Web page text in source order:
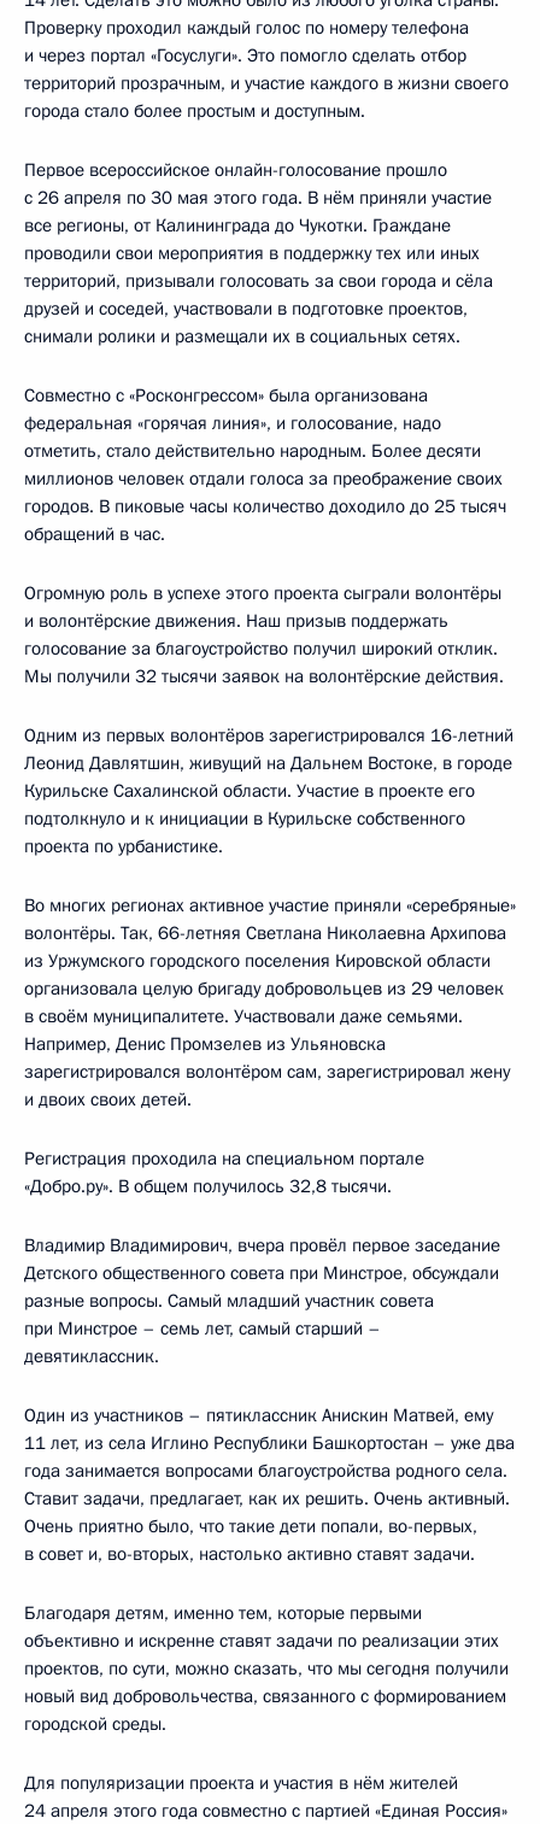
Проверку проходил каждый голос по номеру телефона
и через портал «Госуслуги». Это помогло сделать отбор
территорий прозрачным, и участие каждого в жизни своего
города стало более простым и доступным.
Первое всероссийское онлайн-голосование прошло
с 26 апреля по 30 мая этого года. В нём приняли участие
все регионы, от Калининграда до Чукотки. Граждане
проводили свои мероприятия в поддержку тех или иных
территорий, призывали голосовать за свои города и сёла
друзей и соседей, участвовали в подготовке проектов,
снимали ролики и размещали их в социальных сетях.
Совместно с «Росконгрессом» была организована
федеральная «горячая линия», и голосование, надо
отметить, стало действительно народным. Более десяти
миллионов человек отдали голоса за преображение своих
городов. В пиковые часы количество доходило до 25 тысяч
обращений в час.
Огромную роль в успехе этого проекта сыграли волонтёры
и волонтёрские движения. Наш призыв поддержать
голосование за благоустройство получил широкий отклик.
Мы получили 32 тысячи заявок на волонтёрские действия.
Одним из первых волонтёров зарегистрировался 16-летний
Леонид Давлятшин, живущий на Дальнем Востоке, в городе
Курильске Сахалинской области. Участие в проекте его
подтолкнуло и к инициации в Курильске собственного
проекта по урбанистике.
Во многих регионах активное участие приняли «серебряные»
волонтёры. Так, 66-летняя Светлана Николаевна Архипова
из Уржумского городского поселения Кировской области
организовала целую бригаду добровольцев из 29 человек
в своём муниципалитете. Участвовали даже семьями.
Например, Денис Промзелев из Ульяновска
зарегистрировался волонтёром сам, зарегистрировал жену
и двоих своих детей.
Регистрация проходила на специальном портале
«Добро.ру». В общем получилось 32,8 тысячи.
Владимир Владимирович, вчера провёл первое заседание
Детского общественного совета при Минстрое, обсуждали
разные вопросы. Самый младший участник совета
при Минстрое – семь лет, самый старший –
девятиклассник.
Один из участников – пятиклассник Анискин Матвей, ему
11 лет, из села Иглино Республики Башкортостан – уже два
года занимается вопросами благоустройства родного села.
Ставит задачи, предлагает, как их решить. Очень активный.
Очень приятно было, что такие дети попали, во-первых,
в совет и, во-вторых, настолько активно ставят задачи.
Благодаря детям, именно тем, которые первыми
объективно и искренне ставят задачи по реализации этих
проектов, по сути, можно сказать, что мы сегодня получили
новый вид добровольчества, связанного с формированием
городской среды.
Для популяризации проекта и участия в нём жителей
24 апреля этого года совместно с партией «Единая Россия»